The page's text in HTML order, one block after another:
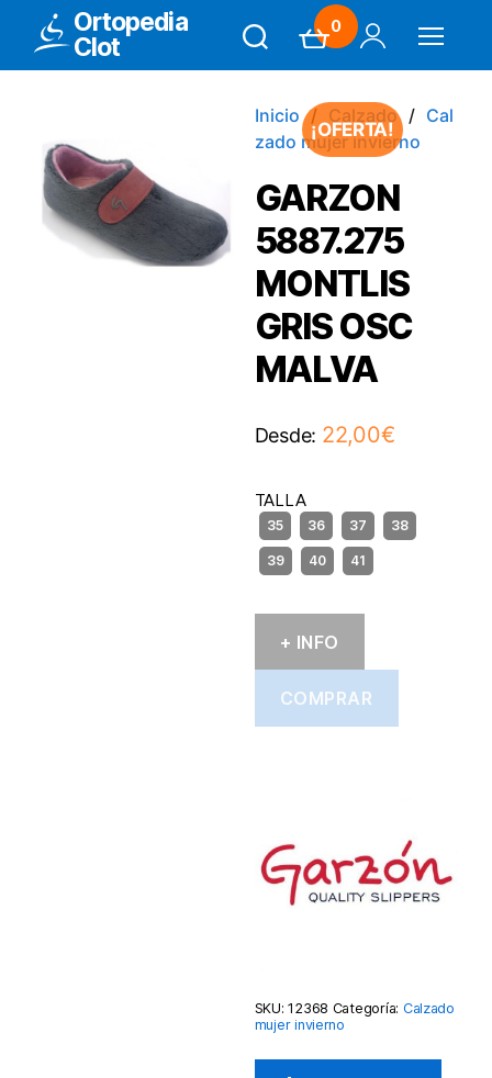
Ortopedia
Clot
0
Inicio Calzado
Cal
zado mujer invierno
GARZON
5887.275
MONTLIS
GRIS OSC
MALVA
Desde: 22,00€
TALLA
+ INFO
COMPRAR
SKU:12368 Categoría: Calzado
mujer invierno
¡OFERTA!